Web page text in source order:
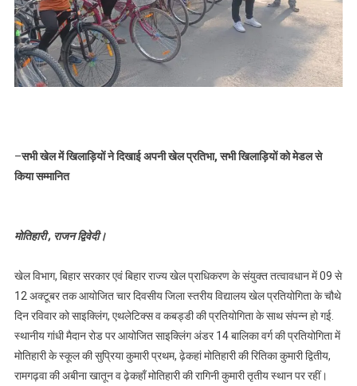
–सभी खेल में खिलाड़ियों ने दिखाई अपनी खेल प्रतिभा, सभी खिलाड़ियों को मेडल से
किया सम्मानित
मोतिहारी , राजन द्विवेदी।
खेल विभाग, बिहार सरकार एवं बिहार राज्य खेल प्राधिकरण के संयुक्त तत्वावधान में 09 से
12 अक्टूबर तक आयोजित चार दिवसीय जिला स्तरीय विद्यालय खेल प्रतियोगिता के चौथे
दिन रविवार को साइक्लिंग, एथलेटिक्स व कबड्डी की प्रतियोगिता के साथ संपन्न हो गई.
स्थानीय गांधी मैदान रोड पर आयोजित साइक्लिंग अंडर 14 बालिका वर्ग की प्रतियोगिता में
मोतिहारी के स्कूल की सुप्रिया कुमारी प्रथम, ढ़ेकहां मोतिहारी की रितिका कुमारी द्वितीय,
रामगढ़वा की अबीना खातून व ढ़ेकहाँ मोतिहारी की रागिनी कुमारी तृतीय स्थान पर रहीं।